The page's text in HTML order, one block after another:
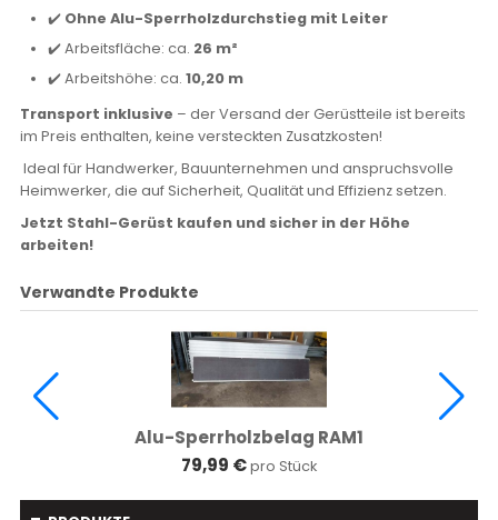
✔️ Ohne Alu-Sperrholzdurchstieg mit Leiter
✔️ Arbeitsfläche: ca. 26 m²
✔️ Arbeitshöhe: ca. 10,20 m
Transport inklusive – der Versand der Gerüstteile ist bereits
im Preis enthalten, keine versteckten Zusatzkosten!
Ideal für Handwerker, Bauunternehmen und anspruchsvolle
Heimwerker, die auf Sicherheit, Qualität und Effizienz setzen.
Jetzt Stahl-Gerüst kaufen und sicher in der Höhe
arbeiten!
Verwandte Produkte
Alu-Sperrholzbelag RAM1
79,99 €pro Stück